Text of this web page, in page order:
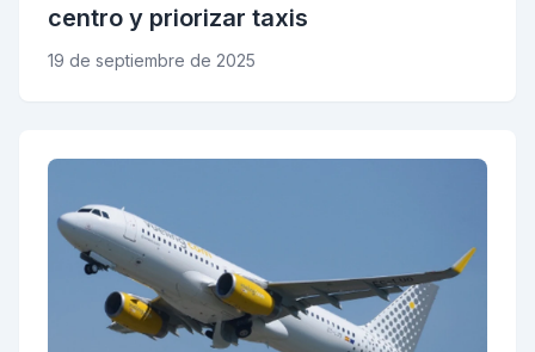
centro y priorizar taxis
19 de septiembre de 2025